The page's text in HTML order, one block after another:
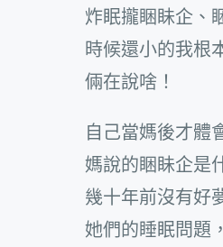
炸眠攏睏眛企、
時候還小的我根
倆在說啥！
自己當媽後才體
媽說的睏眛企是
幾十年前沒有好
她們的睡眠問題